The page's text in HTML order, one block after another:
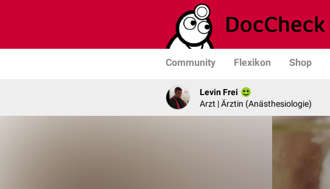
Community Flexikon Shop
Levin Frei
Arzt | Ärztin (Anästhesiologie)